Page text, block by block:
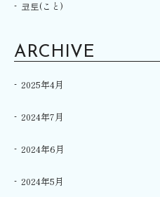
코토(こと)
ARCHIVE
2025年4月
2024年7月
2024年6月
2024年5月